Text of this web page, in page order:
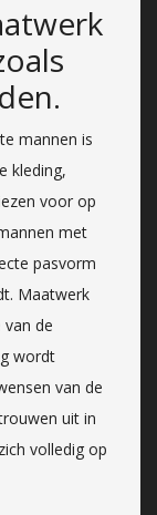
mannen is
kleding,
voor op
met
pasvorm
Maatwerk
de
wordt
van de
uit in
volledig op